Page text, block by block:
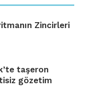
Zincirleri
taşeron
gözetim